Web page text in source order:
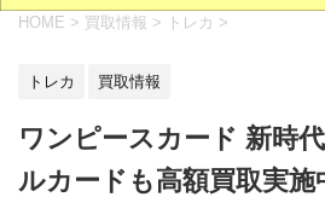
HOME > 買取情報 > トレカ >
トレカ 買取情報
ワンピースカード 新時
ルカードも高額買取実施